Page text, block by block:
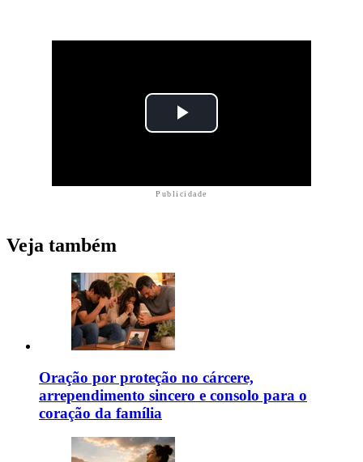
Publicidade
Veja também
Oração por proteção no cárcere,
arrependimento sincero e consolo para o
coração da família